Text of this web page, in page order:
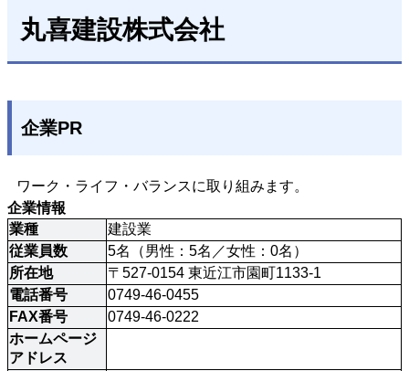
丸喜建設株式会社
企業PR
ワーク・ライフ・バランスに取り組みます。
企業情報
業種
建設業
従業員数
5名（男性：5名／女性：0名）
所在地
〒527-0154 東近江市園町1133-1
電話番号
0749-46-0455
FAX番号
0749-46-0222
ホームページ
アドレス